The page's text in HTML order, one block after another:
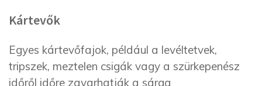
Kártevők
Egyes kártevőfajok, például a levéltetvek,
tripszek, meztelen csigák vagy a szürkepenész
időről időre zavarhatják a sárga